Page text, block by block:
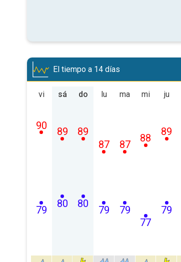
El tiempo a 14 días
vi
79
90
sá
80
89
do
80
89
lu
79
87
ma
79
87
mi
77
88
ju
79
89